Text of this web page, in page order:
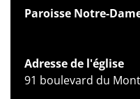
Paroisse Notre-
Adresse de l'église
91 boulevard du